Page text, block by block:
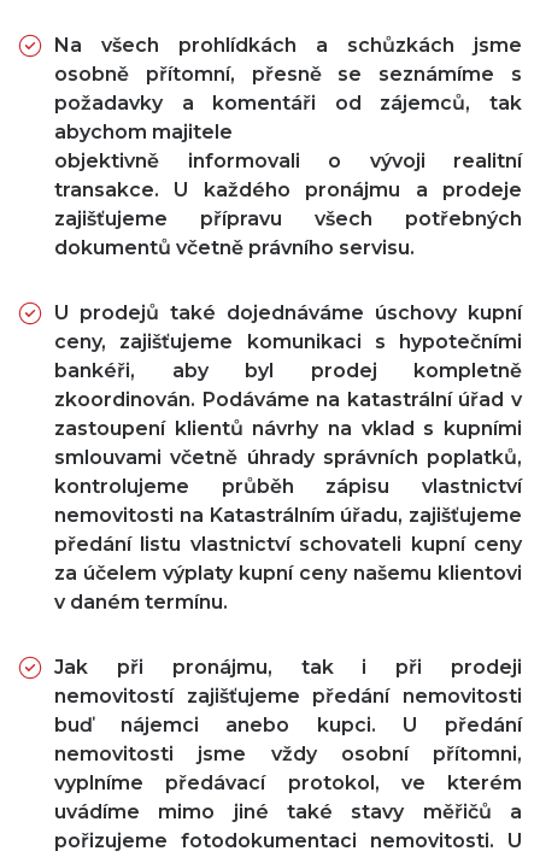
Na všech prohlídkách a schůzkách jsme
osobně přítomní, přesně se seznámíme s
požadavky a komentáři od zájemců, tak
abychom majitele
objektivně informovali o vývoji realitní
transakce. U každého pronájmu a prodeje
zajišťujeme přípravu všech potřebných
dokumentů včetně právního servisu.
U prodejů také dojednáváme úschovy kupní
ceny, zajišťujeme komunikaci s hypotečními
bankéři, aby byl prodej kompletně
zkoordinován. Podáváme na katastrální úřad v
zastoupení klientů návrhy na vklad s kupními
smlouvami včetně úhrady správních poplatků,
kontrolujeme průběh zápisu vlastnictví
nemovitosti na Katastrálním úřadu, zajišťujeme
předání listu vlastnictví schovateli kupní ceny
za účelem výplaty kupní ceny našemu klientovi
v daném termínu.
Jak při pronájmu, tak i při prodeji
nemovitostí zajišťujeme předání nemovitosti
buď nájemci anebo kupci. U předání
nemovitosti jsme vždy osobní přítomni,
vyplníme předávací protokol, ve kterém
uvádíme mimo jiné také stavy měřičů a
pořizujeme fotodokumentaci nemovitosti. U